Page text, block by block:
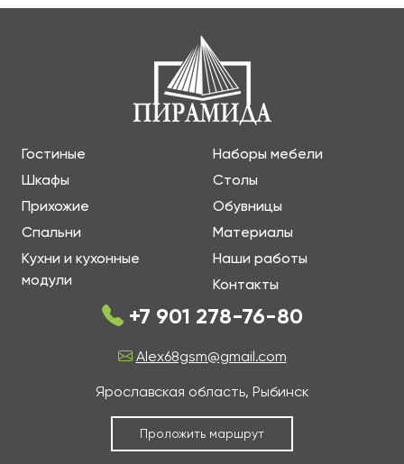
Гостиные
Шкафы
Прихожие
Спальни
Кухни и кухонные
модули
Наборы мебели
Столы
Обувницы
Материалы
Наши работы
Контакты
+7 901 278-76-80
Alex68gsm@gmail.com
Ярославская область, Рыбинск
Проложить маршрут